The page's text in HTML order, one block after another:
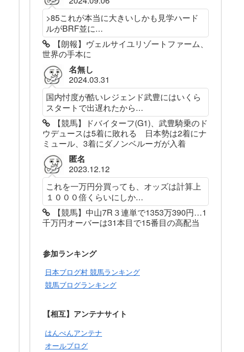
>85これが本当に大きいしかも見学ハード
ルがBRF並に...
【朗報】ヴェルサイユリゾートファーム、
世界の手本に
名無し
2024.03.31
国内忖度が酷いレジェンド武豊にはいくら
スタートで出遅れたから...
【競馬】ドバイターフ(G1)、武豊騎乗のド
ウデュースは5着に敗れる 日本勢は2着にナ
ミュール、3着にダノンベルーガが入着
匿名
2023.12.12
これを一万円分買っても、オッズは計算上
１０００倍くらいにしか...
【競馬】中山7R３連単で1353万390円…1
千万円オーバーは31本目で15番目の高配当
参加ランキング
日本ブログ村 競馬ランキング
競馬ブログランキング
【相互】アンテナサイト
はんぺんアンテナ
オールブログ